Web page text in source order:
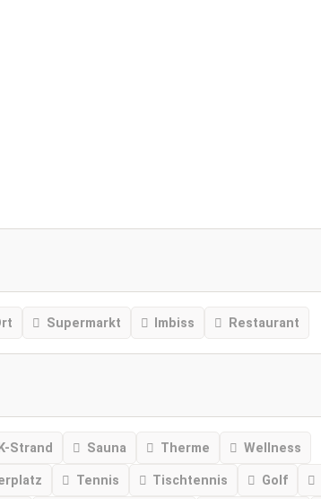
Supermarkt Imbiss Restaurant
Strand Sauna Therme Wellness
Tennis Tischtennis Golf